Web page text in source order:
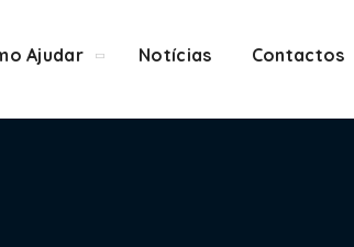
Ajudar Notícias Contactos